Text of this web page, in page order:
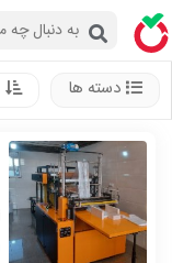
دسته ها